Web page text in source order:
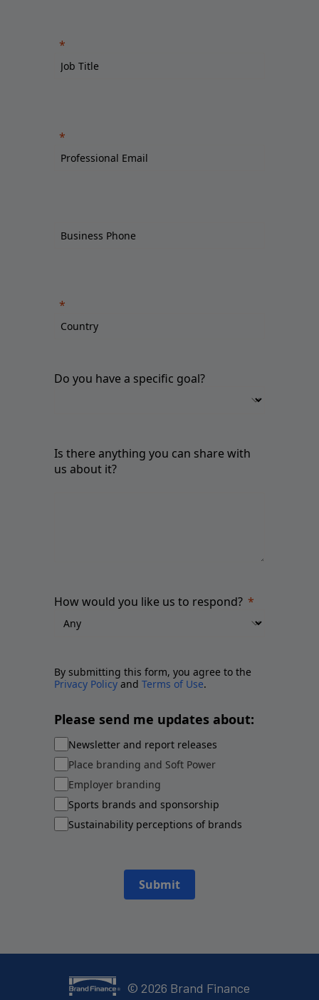
Do you have a specific goal?
Is there anything you can share with
us about it?
How would you like us to respond?
By submitting this form, you agree to the
Privacy Policy and Terms of Use.
Please send me updates about:
Newsletter and report releases
Place branding and Soft Power
Employer branding
Sports brands and sponsorship
Sustainability perceptions of brands
Submit
© 2026 Brand Finance